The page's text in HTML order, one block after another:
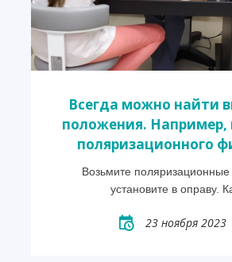
Всегда можно найти
положения. Например,
поляризационного
Возьмите
установите в оправу.
23 ноября 2023